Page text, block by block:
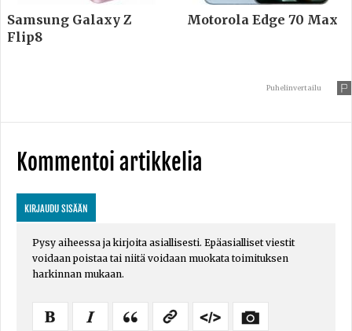
Samsung Galaxy Z
Flip8
Motorola Edge 70 Max
Puhelinvertailu
Kommentoi artikkelia
KIRJAUDU SISÄÄN
Pysy aiheessa ja kirjoita asiallisesti. Epäasialliset viestit
voidaan poistaa tai niitä voidaan muokata toimituksen
harkinnan mukaan.